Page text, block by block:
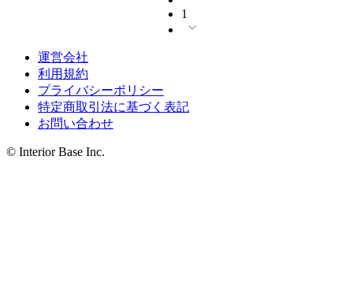
1
運営会社
利用規約
プライバシーポリシー
特定商取引法に基づく表記
お問い合わせ
© Interior Base Inc.